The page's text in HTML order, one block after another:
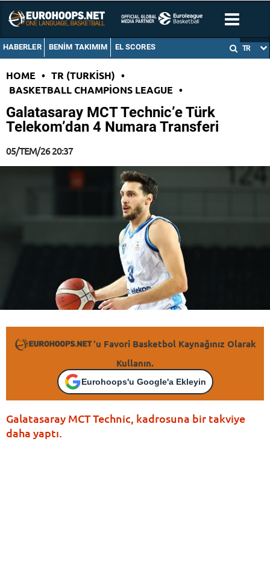
HABERLER BENIM TAKIMIM EL SCORES TR
HOME • TR (TURKISH) •
BASKETBALL CHAMPIONS LEAGUE •
Galatasaray MCT Technic’e Türk
Telekom’dan 4 Numara Transferi
05/TEM/26 20:37
'u Favori Basketbol Kaynağınız Olarak
Kullanın.
Eurohoops'u Google'a Ekleyin
Galatasaray MCT Technic, kadrosuna bir takviye
daha yaptı.